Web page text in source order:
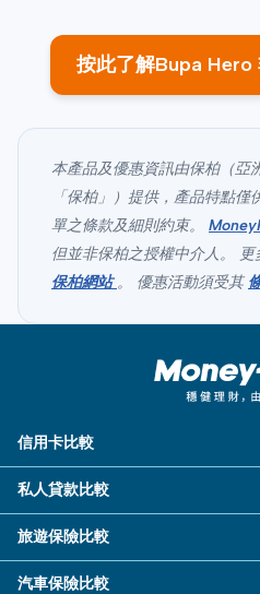
按此了解Bupa Hero
本產品及優惠資訊由保柏（亞
「保柏」）提供，產品特點
單之條款及細則約束。
但並非保柏之授權中介人。
保柏網站。 優惠活動須受其
信用卡比較
所有信用卡
熱門信用卡
飛行里數信用卡
私人貸款比較
個人化貸款產品推介 🔥全新
私人貸款
旅遊保險比較
旅遊保險
汽車保險比較